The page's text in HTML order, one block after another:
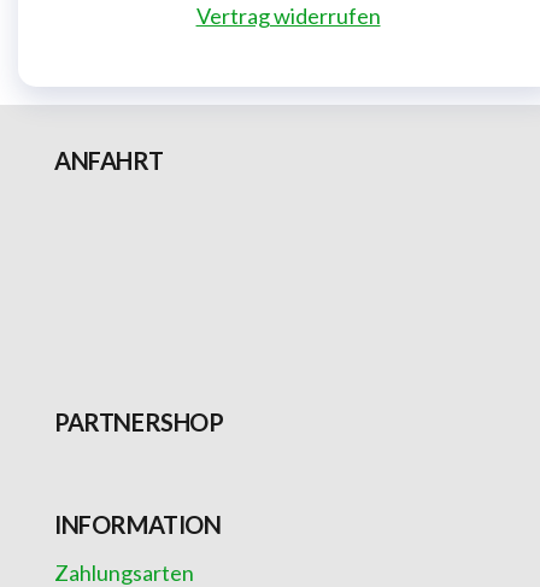
Vertrag widerrufen
ANFAHRT
PARTNERSHOP
INFORMATION
Zahlungsarten